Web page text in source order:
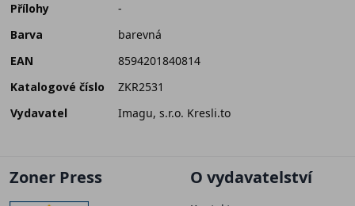
Přílohy
-
Barva
barevná
EAN
8594201840814
Katalogové číslo
ZKR2531
Vydavatel
Imagu, s.r.o. Kresli.to
Zoner Press O vydavatelství